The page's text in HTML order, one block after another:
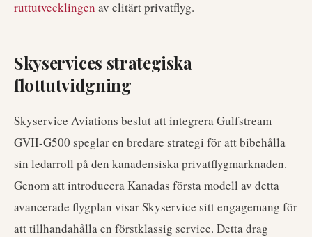
ruttutvecklingen av elitärt privatflyg.
Skyservices strategiska
flottutvidgning
Skyservice Aviations beslut att integrera Gulfstream
GVII-G500 speglar en bredare strategi för att bibehålla
sin ledarroll på den kanadensiska privatflygmarknaden.
Genom att introducera Kanadas första modell av detta
avancerade flygplan visar Skyservice sitt engagemang för
att tillhandahålla en förstklassig service. Detta drag